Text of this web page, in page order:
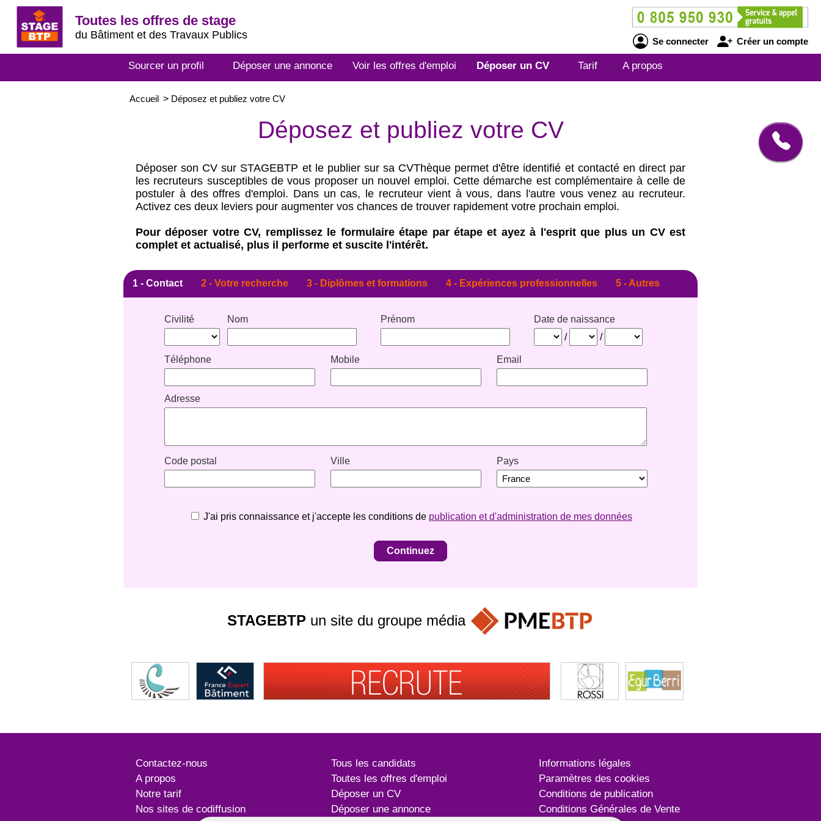
Toutes les offres de stage
du Bâtiment et des Travaux Publics
Se connecter Créer un compte
Sourcer un profil Déposer une annonce Voir les offres d'emploi Déposer un CV Tarif A propos
Accueil > Déposez et publiez votre CV
Déposez et publiez votre CV
Déposer son CV sur STAGEBTP et le publier sur sa CVThèque permet d'être identifié et contacté en direct par
les recruteurs susceptibles de vous proposer un nouvel emploi. Cette démarche est complémentaire à celle de
postuler à des offres d'emploi. Dans un cas, le recruteur vient à vous, dans l'autre vous venez au recruteur.
Activez ces deux leviers pour augmenter vos chances de trouver rapidement votre prochain emploi.
Pour déposer votre CV, remplissez le formulaire étape par étape et ayez à l'esprit que plus un CV est
complet et actualisé, plus il performe et suscite l'intérêt.
1 - Contact 2 - Votre recherche 3 - Diplômes et formations 4 - Expériences professionnelles 5 - Autres
Civilité Nom Prénom
Date de naissance
/
/
Téléphone Mobile Email
Adresse
Code postal Ville Pays
J'ai pris connaissance et j'accepte les conditions de publication et d'administration de mes données
STAGEBTP un site du groupe média
Contactez-nous
A propos
Notre tarif
Nos sites de codiffusion
Tous les candidats
Toutes les offres d'emploi
Déposer un CV
Déposer une annonce
Informations légales
Paramètres des cookies
Conditions de publication
Conditions Générales de Vente